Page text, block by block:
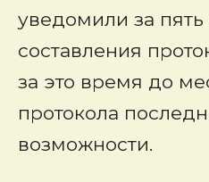
уведомили за пять
составления
за это время до
протокола
возможности.